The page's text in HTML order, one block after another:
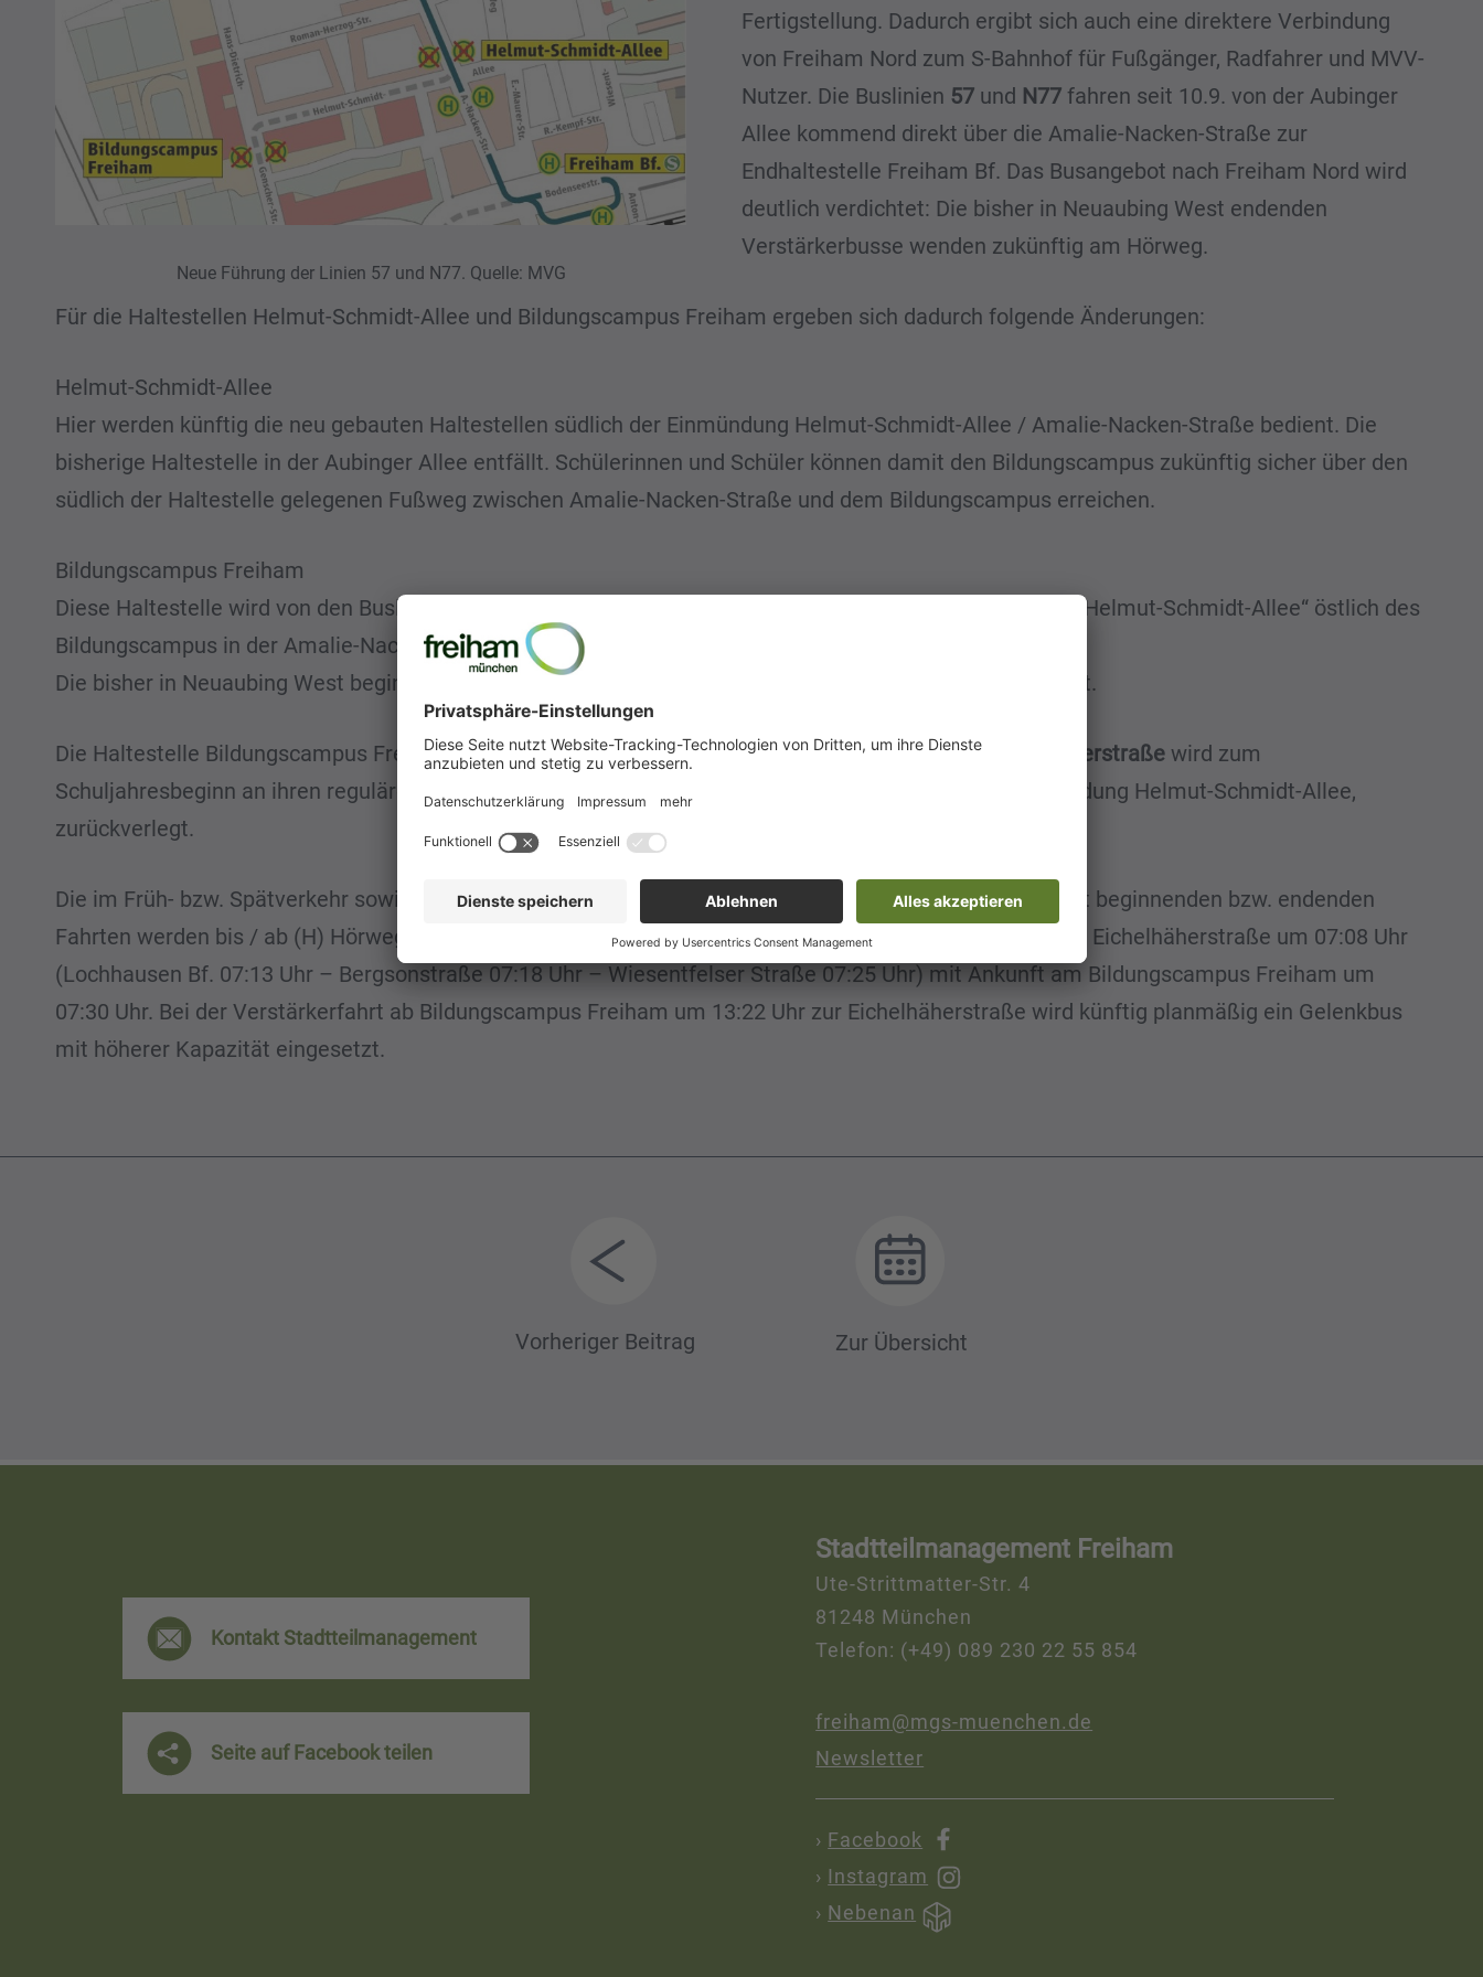
Neue Führung der Linien 57 und N77. Quelle: MVG
Fertigstellung. Dadurch ergibt sich auch eine direktere Verbindung
von Freiham Nord zum S-Bahnhof für Fußgänger, Radfahrer und MVV-
Nutzer. Die Buslinien 57 und N77 fahren seit 10.9. von der Aubinger
Allee kommend direkt über die Amalie-Nacken-Straße zur
Endhaltestelle Freiham Bf. Das Busangebot nach Freiham Nord wird
deutlich verdichtet: Die bisher in Neuaubing West endenden
Verstärkerbusse wenden zukünftig am Hörweg.
Für die Haltestellen Helmut-Schmidt-Allee und Bildungscampus Freiham ergeben sich dadurch folgende Änderungen:
Helmut-Schmidt-Allee
Hier werden künftig die neu gebauten Haltestellen südlich der Einmündung Helmut-Schmidt-Allee / Amalie-Nacken-Straße bedient. Die
bisherige Haltestelle in der Aubinger Allee entfällt. Schülerinnen und Schüler können damit den Bildungscampus zukünftig sicher über den
südlich der Haltestelle gelegenen Fußweg zwischen Amalie-Nacken-Straße und dem Bildungscampus erreichen.
Bildungscampus Freiham
Diese Haltestelle wird von den Buslinien 57 und N77 nicht mehr bedient. Bitte nutzen Sie die Haltestelle „Helmut-Schmidt-Allee“ östlich des
Bildungscampus in der Amalie-Nacken-Straße.
Die bisher in Neuaubing West beginnenden bzw. endenden Fahrten werden bis / ab (H) Hörweg verlängert.
Die Haltestelle Bildungscampus Freiham der Buslinien143 > Olympia-EinkaufszentrumundE > Eichelhäherstraße wird zum
Schuljahresbeginn an ihren regulären Standort in der Hans-Dietrich-Genscher-Straße, südlich der Einmündung Helmut-Schmidt-Allee,
zurückverlegt.
Die im Früh- bzw. Spätverkehr sowie an Sonn- und Feiertagen ganztags bisher an der (H) Neuaubing West beginnenden bzw. endenden
Fahrten werden bis / ab (H) Hörweg verlängert. Die Verstärkerlinie E erhält zudem eine neue Frühfahrt ab Eichelhäherstraße um 07:08 Uhr
(Lochhausen Bf. 07:13 Uhr – Bergsonstraße 07:18 Uhr – Wiesentfelser Straße 07:25 Uhr) mit Ankunft am Bildungscampus Freiham um
07:30 Uhr. Bei der Verstärkerfahrt ab Bildungscampus Freiham um 13:22 Uhr zur Eichelhäherstraße wird künftig planmäßig ein Gelenkbus
mit höherer Kapazität eingesetzt.
Beitrags-
Vorheriger Beitrag Zur Übersicht
Kontakt Stadtteilmanagement
Seite auf Facebook teilen
Stadtteilmanagement Freiham
Ute-Strittmatter-Str. 4
81248 München
Telefon: (+49) 089 230 22 55 854
freiham@mgs-muenchen.de
Newsletter
› Facebook
› Instagram
› Nebenan